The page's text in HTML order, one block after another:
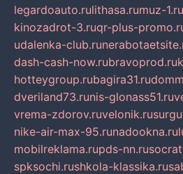
legardoauto.rulithasa.rumuz-1.ru
kinozadrot-3.ruqr-plus-
udalenka-club.ru
dash-cash-now.rubravoprod.ru
hotteygroup.rubagira31.ru
dveriland73.runis-glonass51.ru
vrema-zdorov.ruvelonik.ru
nike-air-max-95.runadookna.ru
mobilreklama.rupds-nn.ru
spksochi.rushkola-klassika.ru